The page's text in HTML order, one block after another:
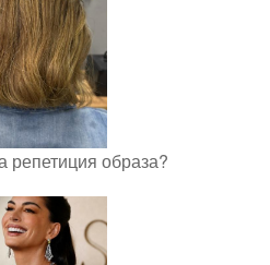
репетиция образа?